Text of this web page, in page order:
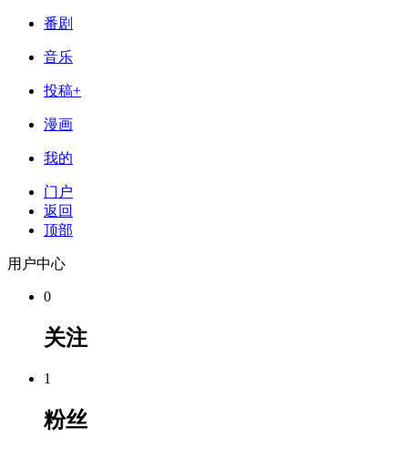
番剧
音乐
投稿+
漫画
我的
门户
返回
顶部
用户中心
0
关注
1
粉丝